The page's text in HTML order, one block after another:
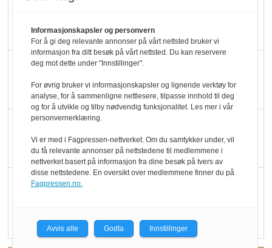
hederspris
Blir enklere å velge
økologisk i butikkhylla
Kolonihagen sliter
med å få tak i nok melk
det?
Informasjonskapsler og personvern
For å gi deg relevante annonser på vårt nettsted bruker vi
informasjon fra ditt besøk på vårt nettsted. Du kan reservere
deg mot dette under "Innstillinger".
For øvrig bruker vi informasjonskapsler og lignende verktøy for
analyse, for å sammenligne nettlesere, tilpasse innhold til deg
og for å utvikle og tilby nødvendig funksjonalitet. Les mer i vår
personvernerklæring.
Vi er med i Fagpressen-nettverket. Om du samtykker under, vil
du få relevante annonser på nettstedene til medlemmene i
nettverket basert på informasjon fra dine besøk på tvers av
disse nettstedene. En oversikt over medlemmene finner du på
Fagpressen.no.
Avvis alle Godta Innstillinger